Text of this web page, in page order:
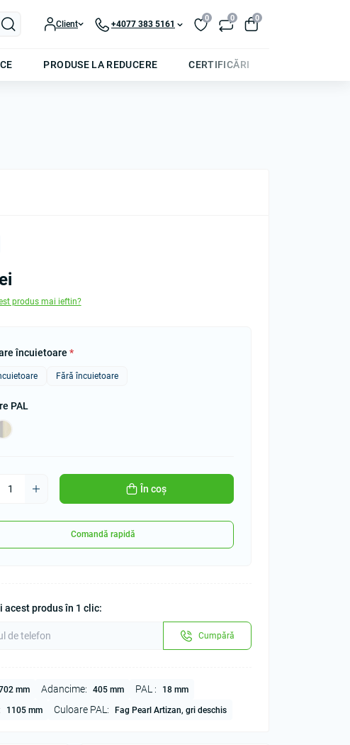
Client +4077 383 5161
0 0 0
PRODUSE LA REDUCERE CERTIFICĂRI
produs mai ieftin?
încuietoare *
Fără încuietoare
PAL
În coș
Comandă rapidă
acest produs în 1 clic:
Cumpără
mm Adancime: 405 mm PAL : 18 mm
1105 mm Culoare PAL: Fag Pearl Artizan, gri deschis